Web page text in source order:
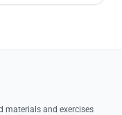
materials and exercises